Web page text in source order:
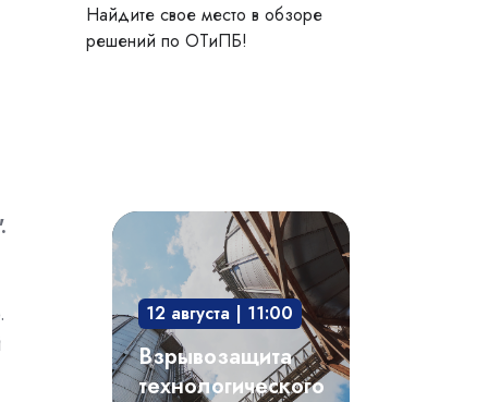
Найдите свое место в обзоре
решений по ОТиПБ!
Взрывозащита
технологического
оборудования:
защита
опасного
производственного
12 августа | 11:00
Взрывозащита
технологического